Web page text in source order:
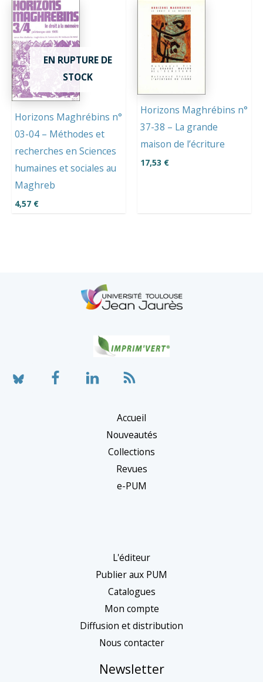
EN RUPTURE DE
STOCK
Horizons Maghrébins n°
03-04 – Méthodes et
recherches en Sciences
humaines et sociales au
Maghreb
4,57 €
Horizons Maghrébins n°
37-38 – La grande
maison de l’écriture
17,53 €
Accueil
Nouveautés
Collections
Revues
e-PUM
L'éditeur
Publier aux PUM
Catalogues
Mon compte
Diffusion et distribution
Nous contacter
Newsletter